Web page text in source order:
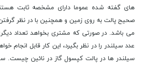
های گفته شده عموما دارای مشخصه ثابت
صحیح پالت به روی زمین و همچنین با در نظر
می باشد. در صورتی که مشتری بخواهد تعداد
عدد سیلندر را در نظر بگیرد، این کار قابل انجام
سیلندر ها در پالت کپسول گاز در نائین چیست.